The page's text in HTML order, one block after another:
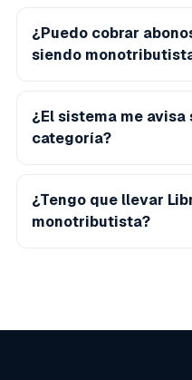
¿Puedo cobrar
siendo
¿El sistema me
categoría?
¿Tengo que llevar
monotributista?